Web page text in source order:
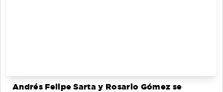
Andrés Felipe Sarta y Rosario Gómez se